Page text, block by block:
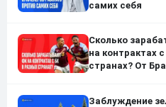
самих себя
Сколько
на контрактах
странах? От
Заблуждение